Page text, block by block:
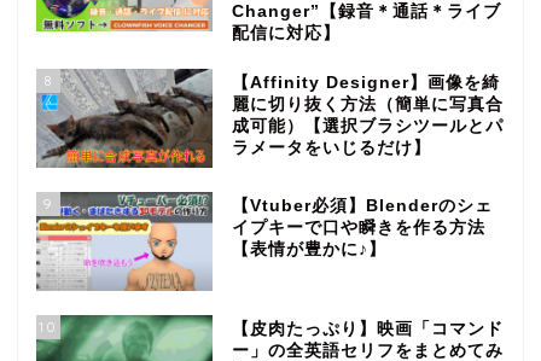
Changer”【録音＊通話＊ライブ
配信に対応】
8
【Affinity Designer】画像を綺
麗に切り抜く方法（簡単に写真合
成可能）【選択ブラシツールとパ
ラメータをいじるだけ】
9
【Vtuber必須】Blenderのシェ
イプキーで口や瞬きを作る方法
【表情が豊かに♪】
10
【皮肉たっぷり】映画「コマンド
ー」の全英語セリフをまとめてみ